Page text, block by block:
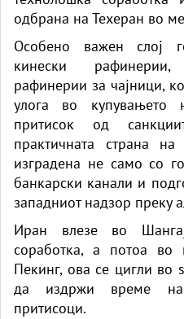
одбрана на Техеран во
Особено важен слој
кинески
рафинерии за чајници,
улога во
притисок од
практичната страна
изградена не само со
банкарски канали и
западниот надзор преку
Иран влезе во
соработка, а потоа
Пекинг, ова се цигли во
да издржи време
притисоци.